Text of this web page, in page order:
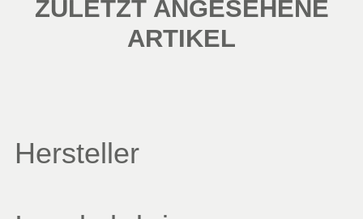
ZULETZT ANGESEHENE
ARTIKEL
Hersteller